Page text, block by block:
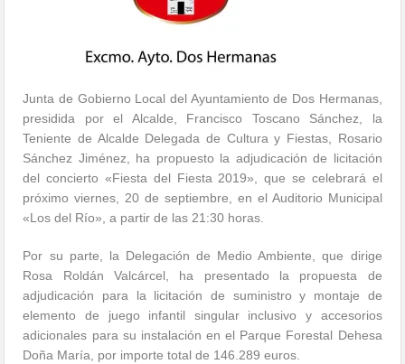
Junta de Gobierno Local del Ayuntamiento de Dos Hermanas,
presidida por el Alcalde, Francisco Toscano Sánchez, la
Teniente de Alcalde Delegada de Cultura y Fiestas, Rosario
Sánchez Jiménez, ha propuesto la adjudicación de licitación
del concierto «Fiesta del Fiesta 2019», que se celebrará el
próximo viernes, 20 de septiembre, en el Auditorio Municipal
«Los del Río», a partir de las 21:30 horas.
Por su parte, la Delegación de Medio Ambiente, que dirige
Rosa Roldán Valcárcel, ha presentado la propuesta de
adjudicación para la licitación de suministro y montaje de
elemento de juego infantil singular inclusivo y accesorios
adicionales para su instalación en el Parque Forestal Dehesa
Doña María, por importe total de 146.289 euros.